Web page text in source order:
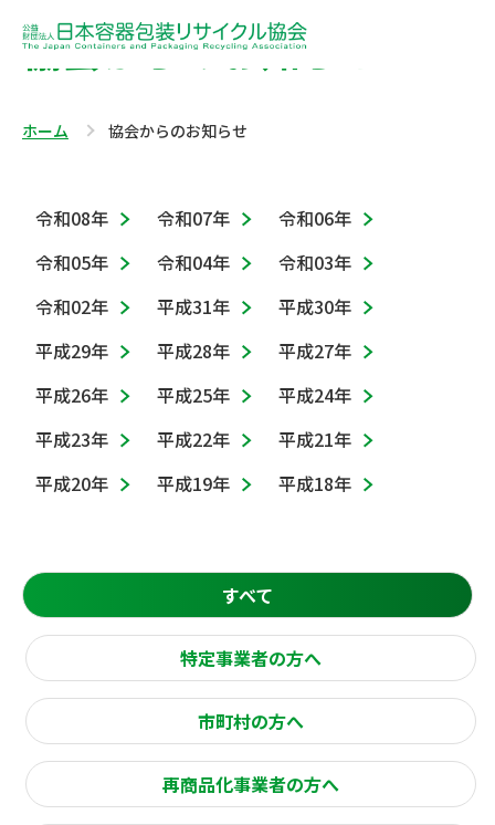
協会からのお知らせ
ホーム 協会からのお知らせ
令和08年 令和07年
令和06年
令和05年
令和04年
令和03年
令和02年
平成31年
平成30年
平成29年
平成28年
平成27年
平成26年
平成25年
平成24年
平成23年
平成22年
平成21年
平成20年
平成19年 平成18年
すべて
特定事業者の方へ
市町村の方へ
再商品化事業者の方へ